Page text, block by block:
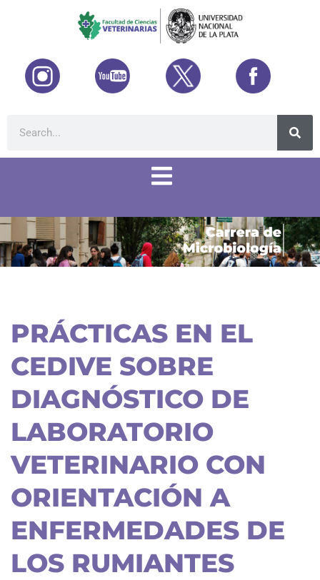
PRÁCTICAS EN EL
CEDIVE SOBRE
DIAGNÓSTICO DE
LABORATORIO
VETERINARIO CON
ORIENTACIÓN A
ENFERMEDADES DE
LOS RUMIANTES